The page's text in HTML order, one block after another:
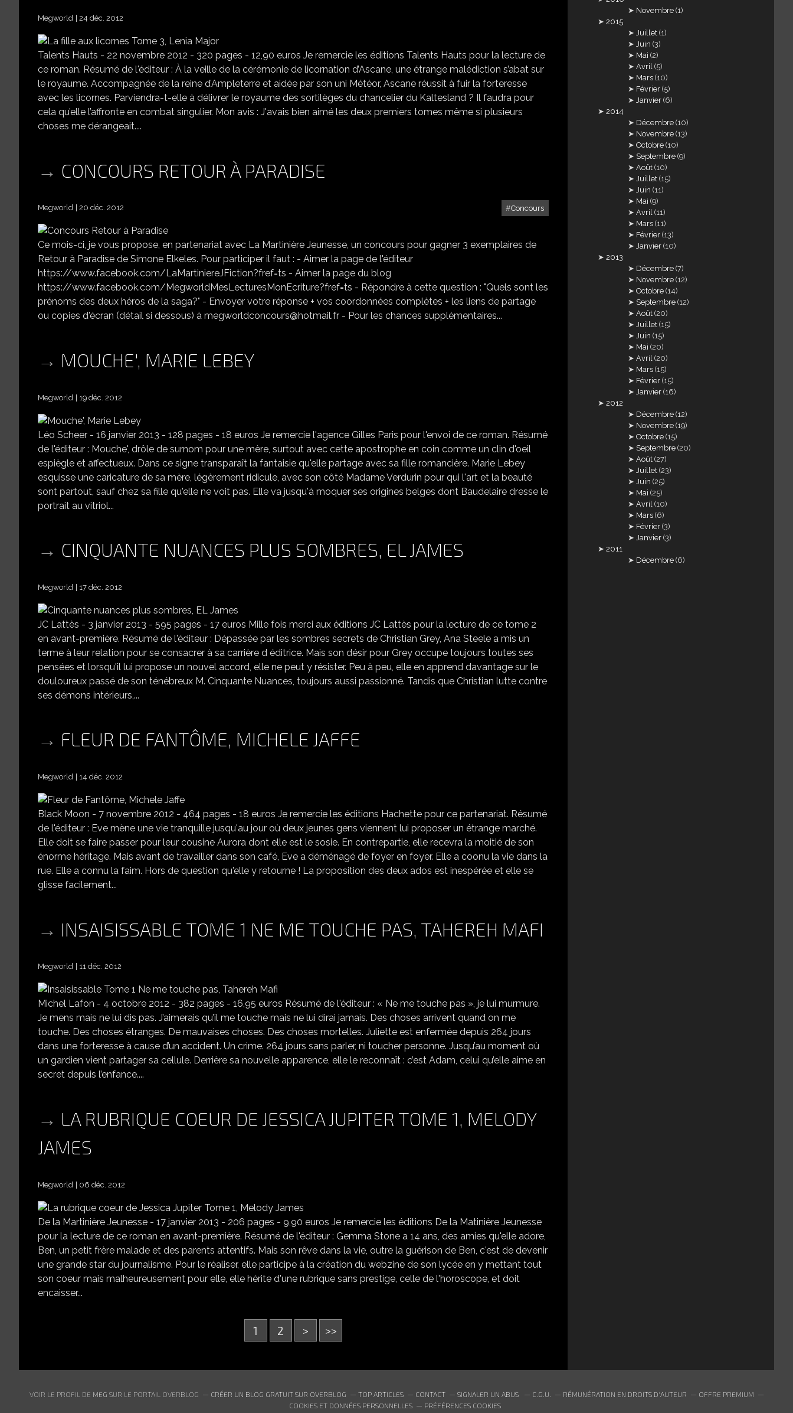
Megworld 24 déc. 2012
Talents Hauts - 22 novembre 2012 - 320 pages - 12,90 euros Je remercie les éditions Talents Hauts pour la lecture de
ce roman. Résumé de l'éditeur : À la veille de la cérémonie de licornation d’Ascane, une étrange malédiction s’abat sur
le royaume. Accompagnée de la reine d’Ampleterre et aidée par son uni Météor, Ascane réussit à fuir la forteresse
avec les licornes. Parviendra-t-elle à délivrer le royaume des sortilèges du chancelier du Kaltesland ? Il faudra pour
cela qu’elle l’affronte en combat singulier. Mon avis : J'avais bien aimé les deux premiers tomes même si plusieurs
choses me dérangeait....
CONCOURS RETOUR À PARADISE
Concours
Megworld 20 déc. 2012 CONCOURS RETOUR À PARADISE
Ce mois-ci, je vous propose, en partenariat avec La Martinière Jeunesse, un concours pour gagner 3 exemplaires de
Retour à Paradise de Simone Elkeles. Pour participer il faut : - Aimer la page de l'éditeur
https://www.facebook.com/LaMartiniereJFiction?fref=ts - Aimer la page du blog
https://www.facebook.com/MegworldMesLecturesMonEcriture?fref=ts - Répondre à cette question : "Quels sont les
prénoms des deux héros de la saga?" - Envoyer votre réponse + vos coordonnées complètes + les liens de partage
ou copies d'écran (détail si dessous) à megworldconcours@hotmail.fr - Pour les chances supplémentaires...
MOUCHE', MARIE LEBEY
Megworld 19 déc. 2012
Léo Scheer - 16 janvier 2013 - 128 pages - 18 euros Je remercie l'agence Gilles Paris pour l'envoi de ce roman. Résumé
de l'éditeur : Mouche', drôle de surnom pour une mère, surtout avec cette apostrophe en coin comme un clin d'oeil
espiègle et affectueux. Dans ce signe transparaît la fantaisie qu'elle partage avec sa fille romancière. Marie Lebey
esquisse une caricature de sa mère, légèrement ridicule, avec son côté Madame Verdurin pour qui l'art et la beauté
sont partout, sauf chez sa fille qu'elle ne voit pas. Elle va jusqu'à moquer ses origines belges dont Baudelaire dresse le
portrait au vitriol...
CINQUANTE NUANCES PLUS SOMBRES, EL JAMES
Megworld 17 déc. 2012
JC Lattès - 3 janvier 2013 - 595 pages - 17 euros Mille fois merci aux éditions JC Lattès pour la lecture de ce tome 2
en avant-première. Résumé de l'éditeur : Dépassée par les sombres secrets de Christian Grey, Ana Steele a mis un
terme à leur relation pour se consacrer à sa carrière d éditrice. Mais son désir pour Grey occupe toujours toutes ses
pensées et lorsqu'il lui propose un nouvel accord, elle ne peut y résister. Peu à peu, elle en apprend davantage sur le
douloureux passé de son ténébreux M. Cinquante Nuances, toujours aussi passionné. Tandis que Christian lutte contre
ses démons intérieurs,...
FLEUR DE FANTÔME, MICHELE JAFFE
Megworld 14 déc. 2012
Black Moon - 7 novembre 2012 - 464 pages - 18 euros Je remercie les éditions Hachette pour ce partenariat. Résumé
de l'éditeur : Eve mène une vie tranquille jusqu'au jour où deux jeunes gens viennent lui proposer un étrange marché.
Elle doit se faire passer pour leur cousine Aurora dont elle est le sosie. En contrepartie, elle recevra la moitié de son
énorme héritage. Mais avant de travailler dans son café, Eve a déménagé de foyer en foyer. Elle a coonu la vie dans la
rue. Elle a connu la faim. Hors de question qu'elle y retourne ! La proposition des deux ados est inespérée et elle se
glisse facilement...
INSAISISSABLE TOME 1 NE ME TOUCHE PAS, TAHEREH MAFI
Megworld 11 déc. 2012
Michel Lafon - 4 octobre 2012 - 382 pages - 16,95 euros Résumé de l'éditeur : « Ne me touche pas », je lui murmure.
Je mens mais ne lui dis pas. J’aimerais qu’il me touche mais ne lui dirai jamais. Des choses arrivent quand on me
touche. Des choses étranges. De mauvaises choses. Des choses mortelles. Juliette est enfermée depuis 264 jours
dans une forteresse à cause d’un accident. Un crime. 264 jours sans parler, ni toucher personne. Jusqu’au moment où
un gardien vient partager sa cellule. Derrière sa nouvelle apparence, elle le reconnaît : c’est Adam, celui qu’elle aime en
secret depuis l’enfance....
LA RUBRIQUE COEUR DE JESSICA JUPITER TOME 1, MELODY
JAMES
Megworld 06 déc. 2012
De la Martinière Jeunesse - 17 janvier 2013 - 206 pages - 9,90 euros Je remercie les éditions De la Matinière Jeunesse
pour la lecture de ce roman en avant-première. Résumé de l'éditeur : Gemma Stone a 14 ans, des amies qu'elle adore,
Ben, un petit frère malade et des parents attentifs. Mais son rêve dans la vie, outre la guérison de Ben, c'est de devenir
une grande star du journalisme. Pour le réaliser, elle participe à la création du webzine de son lycée en y mettant tout
son coeur mais malheureusement pour elle, elle hérite d'une rubrique sans prestige, celle de l'horoscope, et doit
encaisser...
1 2 > >>
Novembre (1)
2015
Juillet (1)
Juin (3)
Mai (2)
Avril (5)
Mars (10)
Février (5)
Janvier (6)
2014
Décembre (10)
Novembre (13)
Octobre (10)
Septembre (9)
Août (10)
Juillet (15)
Juin (11)
Mai (9)
Avril (11)
Mars (11)
Février (13)
Janvier (10)
2013
Décembre (7)
Novembre (12)
Octobre (14)
Septembre (12)
Août (20)
Juillet (15)
Juin (15)
Mai (20)
Avril (20)
Mars (15)
Février (15)
Janvier (16)
2012
Décembre (12)
Novembre (19)
Octobre (15)
Septembre (20)
Août (27)
Juillet (23)
Juin (25)
Mai (25)
Avril (10)
Mars (6)
Février (3)
Janvier (3)
2011
Décembre (6)
VOIR LE PROFIL DE MEG SUR LE PORTAIL OVERBLOG CRÉER UN BLOG GRATUIT SUR OVERBLOG TOP ARTICLES CONTACT SIGNALER UN ABUS C.G.U. RÉMUNÉRATION EN DROITS D'AUTEUR
OFFRE PREMIUM
COOKIES ET DONNÉES PERSONNELLES
PRÉFÉRENCES COOKIES